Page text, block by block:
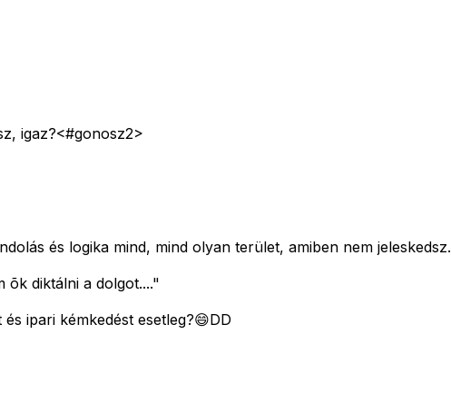
igaz?<#gonosz2>
és logika mind, mind olyan terület, amiben nem jeleskedsz.
diktálni a dolgot...."
ipari kémkedést esetleg?😄DD